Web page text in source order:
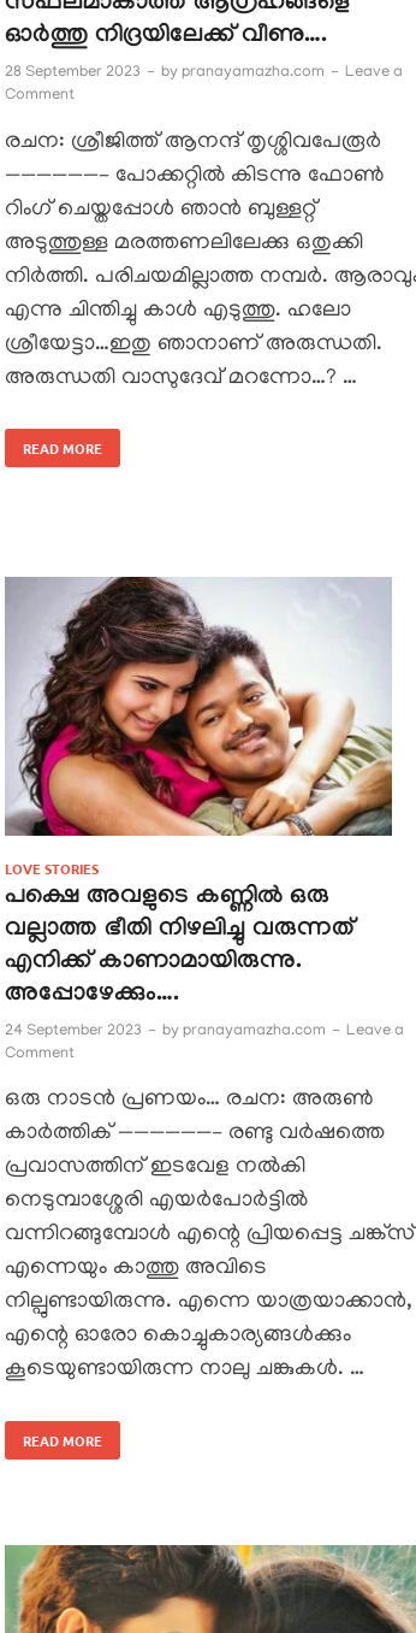
ഓർത്തു നിദ്രയിലേക്ക് വീണു….
28 September 2023 - by pranayamazha.com - Leave a
Comment
രചന: ശ്രീജിത്ത്‌ ആനന്ദ് തൃശ്ശിവപേരൂർ
——————– പോക്കറ്റിൽ കിടന്നു ഫോൺ
റിംഗ് ചെയ്തപ്പോൾ ഞാൻ ബുള്ളറ്റ്
അടുത്തുള്ള മരത്തണലിലേക്കു ഒതുക്കി
നിർത്തി. പരിചയമില്ലാത്ത നമ്പർ.
എന്നു ചിന്തിച്ചു കാൾ എടുത്തു. ഹലോ
ശ്രീയേട്ടാ…ഇതു ഞാനാണ് അരുന്ധതി.
അരുന്ധതി വാസുദേവ് മറന്നോ…? …
READ MORE
LOVE STORIES
പക്ഷെ അവളുടെ കണ്ണിൽ ഒരു
വല്ലാത്ത ഭീതി നിഴലിച്ചു വരുന്നത്
എനിക്ക് കാണാമായിരുന്നു.
അപ്പോഴേക്കും….
24 September 2023 - by pranayamazha.com - Leave a
Comment
ഒരു നാടൻ പ്രണയം… രചന: അരുൺ
കാർത്തിക് ——————– രണ്ടു വർഷത്തെ
പ്രവാസത്തിന് ഇടവേള നൽകി
നെടുമ്പാശ്ശേരി എയർപോർട്ടിൽ
വന്നിറങ്ങുമ്പോൾ എന്റെ പ്രിയപ്പെട്ട ചങ്ക്‌സ്
എന്നെയും കാത്തു അവിടെ
നില്പുണ്ടായിരുന്നു. എന്നെ യാത്രയാക്കാൻ,
എന്റെ ഓരോ കൊച്ചുകാര്യങ്ങൾക്കും
കൂടെയുണ്ടായിരുന്ന നാലു ചങ്കുകൾ. …
READ MORE